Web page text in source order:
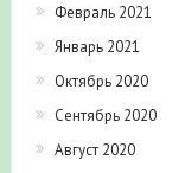
Февраль 2021
Январь 2021
Октябрь 2020
Сентябрь 2020
Август 2020